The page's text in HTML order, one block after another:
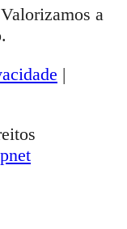
a
|